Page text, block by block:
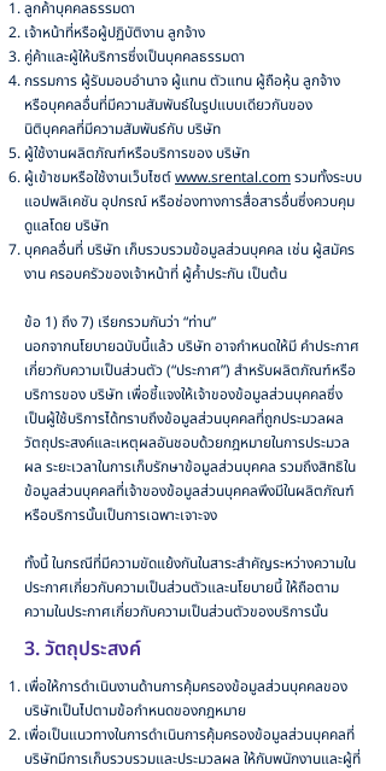
ลูกค้าบุคคลธรรมดา
เจ้าหน้าที่หรือผู้ปฏิบัติงาน ลูกจ้าง
คู่ค้าและผู้ให้บริการซึ่งเป็นบุคคลธรรมดา
กรรมการ ผู้รับมอบอำนาจ ผู้แทน ตัวแทน ผู้ถือหุ้น ลูกจ้าง
หรือบุคคลอื่นที่มีความสัมพันธ์ในรูปแบบเดียวกันของ
นิติบุคคลที่มีความสัมพันธ์กับ บริษัท
ผู้ใช้งานผลิตภัณฑ์หรือบริการของ บริษัท
ผู้เข้าชมหรือใช้งานเว็บไซต์www.srental.comรวมทั้งระบบ
แอปพลิเคชัน อุปกรณ์ หรือช่องทางการสื่อสารอื่นซึ่งควบคุม
ดูแลโดย บริษัท
บุคคลอื่นที่ บริษัท เก็บรวบรวมข้อมูลส่วนบุคคล เช่น ผู้สมัคร
งาน ครอบครัวของเจ้าหน้าที่ ผู้ค้ำประกัน เป็นต้น
ข้อ 1) ถึง 7) เรียกรวมกันว่า “ท่าน”
นอกจากนโยบายฉบับนี้แล้ว บริษัท อาจกำหนดให้มี คำประกาศ
เกี่ยวกับความเป็นส่วนตัว (“ประกาศ”) สำหรับผลิตภัณฑ์หรือ
บริการของ บริษัท เพื่อชี้แจงให้เจ้าของข้อมูลส่วนบุคคลซึ่ง
เป็นผู้ใช้บริการได้ทราบถึงข้อมูลส่วนบุคคลที่ถูกประมวลผล
วัตถุประสงค์และเหตุผลอันชอบด้วยกฎหมายในการประมวล
ผล ระยะเวลาในการเก็บรักษาข้อมูลส่วนบุคคล รวมถึงสิทธิใน
ข้อมูลส่วนบุคคลที่เจ้าของข้อมูลส่วนบุคคลพึงมีในผลิตภัณฑ์
หรือบริการนั้นเป็นการเฉพาะเจาะจง​
ทั้งนี้ ในกรณีที่มีความขัดแย้งกันในสาระสำคัญระหว่างความใน
ประกาศเกี่ยวกับความเป็นส่วนตัวและนโยบายนี้ ให้ถือตาม
ความในประกาศเกี่ยวกับความเป็นส่วนตัวของบริการนั้น
3. วัตถุประสงค์
เพื่อให้การดำเนินงานด้านการคุ้มครองข้อมูลส่วนบุคคลของ
บริษัทเป็นไปตามข้อกำหนดของกฎหมาย
เพื่อเป็นแนวทางในการดำเนินการคุ้มครองข้อมูลส่วนบุคคลที่
บริษัทมีการเก็บรวบรวมและประมวลผล ให้กับพนักงานและผู้ที่